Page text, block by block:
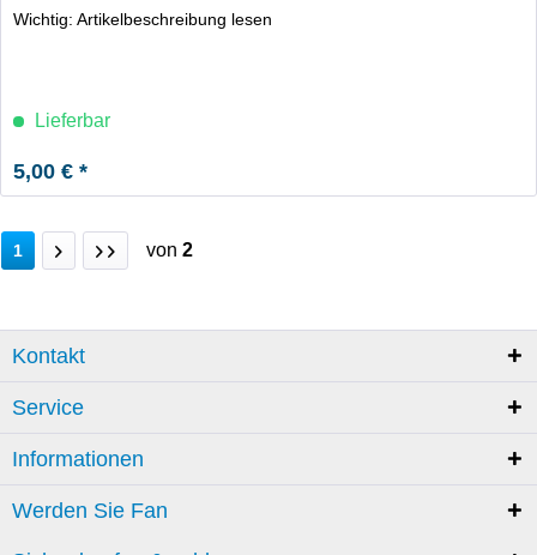
Wichtig: Artikelbeschreibung lesen
Lieferbar
5,00 € *
1 von 2
Kontakt
Service
Informationen
Werden Sie Fan